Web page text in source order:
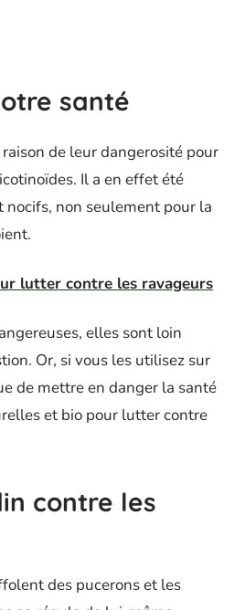
santé
de leur dangerosité pour
Il a en effet été
non seulement pour la
lutter contre les ravageurs
elles sont loin
Or, si vous les utilisez sur
de mettre en danger la santé
et bio pour lutter contre
contre les
des pucerons et les